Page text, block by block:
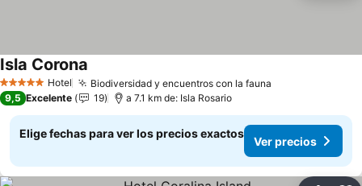
5 Estrellas Hotel Biodiversidad y encuentros con la fauna
Isla Corona
9,5 Excelente 19 a 7.1 km de: Isla Rosario
Elige fechas para ver los precios exactos
Ver precios